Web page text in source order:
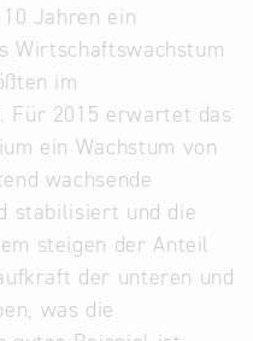
Jahren ein
Wirtschaftswachstum
im
Für 2015 erwartet das
ein Wachstum von
wachsende
stabilisiert und die
steigen der Anteil
der unteren und
was die